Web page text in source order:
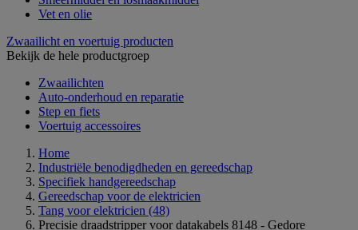
Vet en olie
Zwaailicht en voertuig producten
Bekijk de hele productgroep
Zwaailichten
Auto-onderhoud en reparatie
Step en fiets
Voertuig accessoires
Home
Industriële benodigdheden en gereedschap
Specifiek handgereedschap
Gereedschap voor de elektricien
Tang voor elektricien (48)
Precisie draadstripper voor datakabels 8148 - Gedore